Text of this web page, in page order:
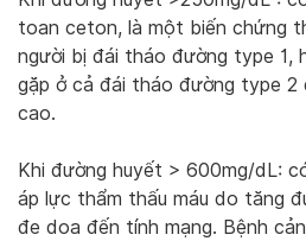
toan ceton, là một biến chứng
người bị đái tháo đường type 1,
gặp ở cả đái tháo đường type
cao.
Khi đường huyết > 600mg/dL:
áp lực thẩm thấu máu do tăng
đe doa đến tính mạng. Bệnh